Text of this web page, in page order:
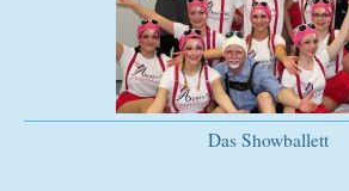
Das Showballett